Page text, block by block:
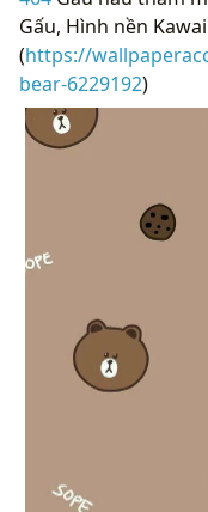
Gấu, Hình nền
(https://
bear-6229192)